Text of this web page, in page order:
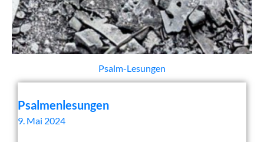
Psalm-Lesungen
Psalmenlesungen
9. Mai 2024